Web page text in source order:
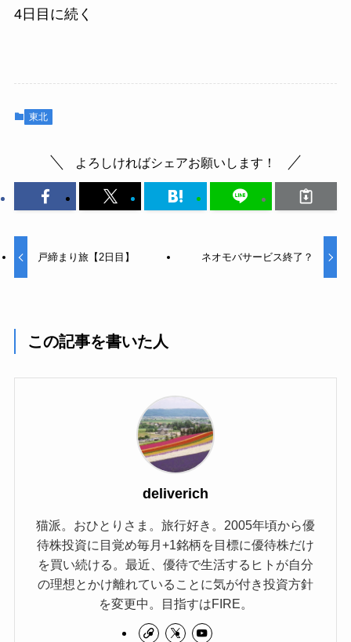
4日目に続く
東北
よろしければシェアお願いします！
戸締まり旅【2日目】 ネオモバサービス終了？
この記事を書いた人
deliverich
猫派。おひとりさま。旅行好き。2005年頃から優
待株投資に目覚め毎月+1銘柄を目標に優待株だけ
を買い続ける。最近、優待で生活するヒトが自分
の理想とかけ離れていることに気が付き投資方針
を変更中。目指すはFIRE。